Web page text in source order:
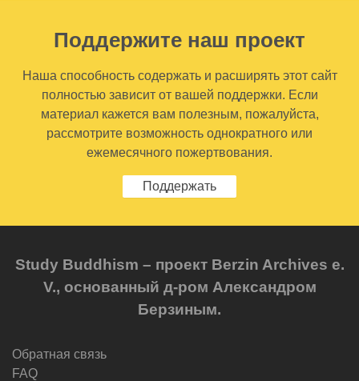
Поддержите наш проект
Наша способность содержать и расширять этот сайт
полностью зависит от вашей поддержки. Если
материал кажется вам полезным, пожалуйста,
рассмотрите возможность однократного или
ежемесячного пожертвования.
Поддержать
Study Buddhism – проект Berzin Archives e.
V., основанный д-ром Александром
Берзиным.
Обратная связь
FAQ